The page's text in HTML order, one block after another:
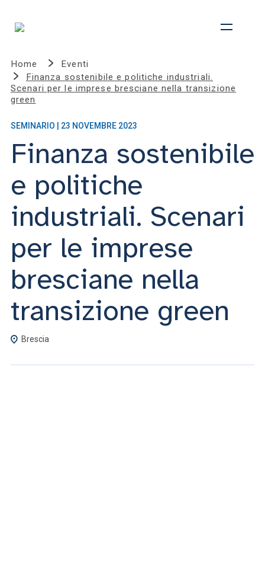
Home
Eventi
Finanza sostenibile e politiche industriali.
Scenari per le imprese bresciane nella transizione
green
SEMINARIO | 23 NOVEMBRE 2023
Finanza sostenibile
e politiche
industriali. Scenari
per le imprese
bresciane nella
transizione green
Brescia